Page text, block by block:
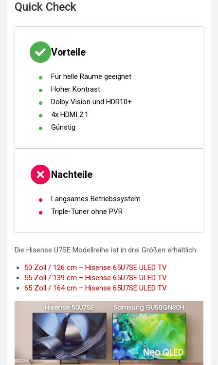
Quick Check
Vorteile
Für helle Räume geeignet
Hoher Kontrast
Dolby Vision und HDR10+
4x HDMI 2.1
Günstig
Nachteile
Langsames Betriebssystem
Triple-Tuner ohne PVR
Die Hisense U7SE Modellreihe ist in drei Größen erhältlich:
50 Zoll / 126 cm – Hisense 65U7SE ULED TV
55 Zoll / 139 cm – Hisense 65U7SE ULED TV
65 Zoll / 164 cm – Hisense 65U7SE ULED TV